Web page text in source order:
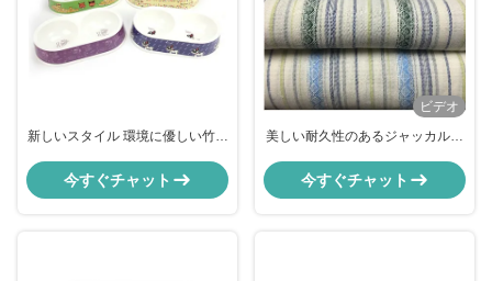
新しいスタイル 環境に優しい竹繊
今すぐチャット
ビデオ
美しい耐久性のあるジャッカルド
今すぐチャット